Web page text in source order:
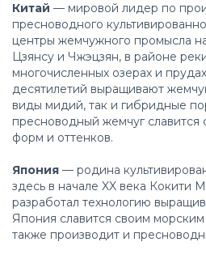
Китай — мировой лидер по
пресноводного
центры жемчужного промысла
Цзянсу и Чжэцзян, в районе
многочисленных озерах и
десятилетий выращивают
виды мидий, так и гибридные
пресноводный жемчуг славится
форм и оттенков.
Япония — родина
здесь в начале XX века Кокити
разработал технологию
Япония славится своим
также производит и